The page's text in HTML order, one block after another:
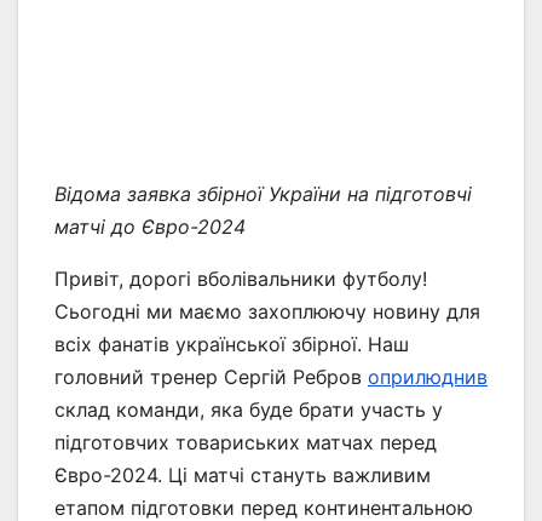
Відома заявка збірної України на підготовчі
матчі до Євро-2024
Привіт, дорогі вболівальники футболу!
Сьогодні ми маємо захоплюючу новину для
всіх фанатів української збірної. Наш
головний тренер Сергій Ребров оприлюднив
склад команди, яка буде брати участь у
підготовчих товариських матчах перед
Євро-2024. Ці матчі стануть важливим
етапом підготовки перед континентальною